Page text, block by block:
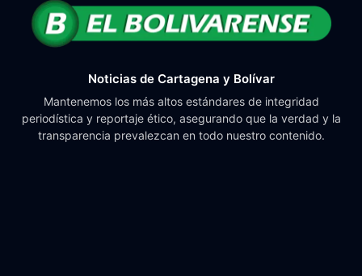
Noticias de Cartagena y Bolívar
Mantenemos los más altos estándares de integridad
periodística y reportaje ético, asegurando que la verdad y la
transparencia prevalezcan en todo nuestro contenido.